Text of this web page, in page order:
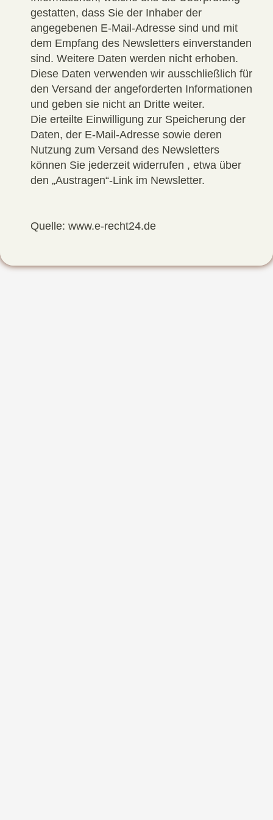
gestatten, dass Sie der Inhaber der
angegebenen E-Mail-Adresse sind und mit
dem Empfang des Newsletters einverstanden
sind. Weitere Daten werden nicht erhoben.
Diese Daten verwenden wir ausschließlich für
den Versand der angeforderten Informationen
und geben sie nicht an Dritte weiter.
Die erteilte Einwilligung zur Speicherung der
Daten, der E-Mail-Adresse sowie deren
Nutzung zum Versand des Newsletters
können Sie jederzeit widerrufen , etwa über
den „Austragen“-Link im Newsletter.
Quelle: www.e-recht24.de